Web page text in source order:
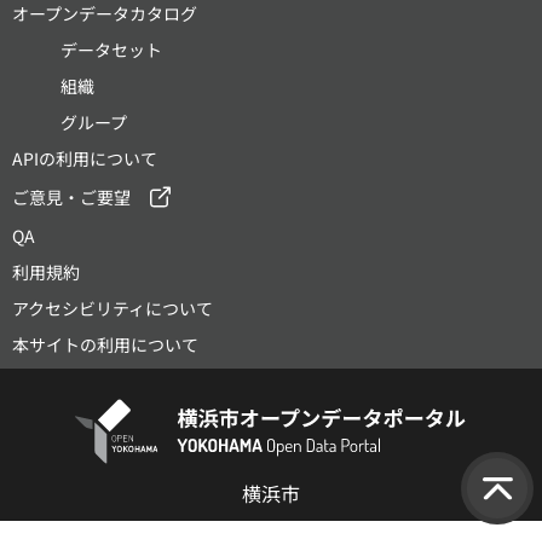
オープンデータカタログ
データセット
組織
グループ
APIの利用について
ご意見・ご要望
QA
利用規約
アクセシビリティについて
本サイトの利用について
横浜市